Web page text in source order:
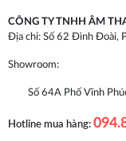
CÔNG TY TNHH ÂM
Địa chỉ: Số 62 Đình Đoài,
Showroom:
Số 64A Phố Vĩnh
Hotline mua hàng: